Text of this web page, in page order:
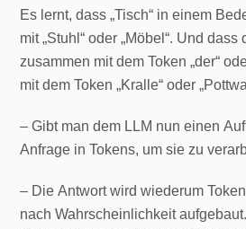
Es lernt, dass „Tisch“ in einem
mit „Stuhl“ oder „Möbel“. Und
zusammen mit dem Token „der“
mit dem Token „Kralle“ oder
– Gibt man dem LLM nun einen
Anfrage in Tokens, um sie zu
– Die Antwort wird wiederum
nach Wahrscheinlichkeit